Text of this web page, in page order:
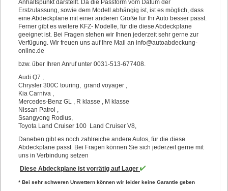
Anhaltspunkt darstellt. Da die Passform vom Datum der
Erstzulassung, sowie dem Modell abhängig ist, ist es möglich, dass
eine Abdeckplane mit einer anderen Größe für Ihr Auto besser passt.
Ferner gibt es weitere KFZ- Modelle, für die diese Abdeckplane
geeignet ist. Bei Fragen stehen wir Ihnen jederzeit sehr gerne zur
Verfügung. Wir freuen uns auf Ihre Mail an info@autoabdeckung-
online.de
bzw. über Ihren Anruf unter 0031-513-677408.
Audi Q7 ,
Chrysler 300C touring, grand voyager ,
Kia Carniva ,
Mercedes-Benz GL , R klasse , M klasse
Nissan Patrol ,
Ssangyong Rodius,
Toyota Land Cruiser 100 Land Cruiser V8,
Daneben gibt es noch zahlreiche andere Autos, für die diese
Abdeckplane passt. Bei Fragen können Sie sich jederzeit gerne mit
uns in Verbindung setzen
Diese Abdeckplane ist vorrätig auf Lager
* Bei sehr schweren Unwettern können wir leider keine Garantie geben